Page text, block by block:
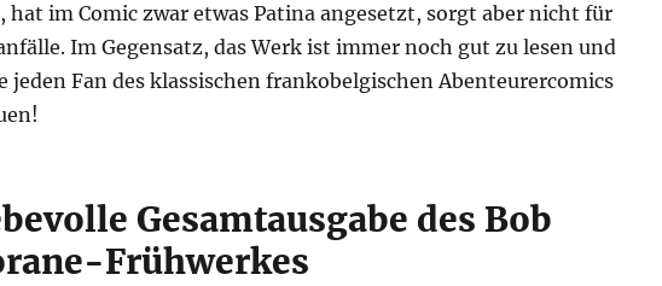
hat im Comic zwar etwas Patina angesetzt, sorgt aber nicht für
Im Gegensatz, das Werk ist immer noch gut zu lesen und
jeden Fan des klassischen frankobelgischen Abenteurercomics
Gesamtausgabe des Bob
Frühwerkes